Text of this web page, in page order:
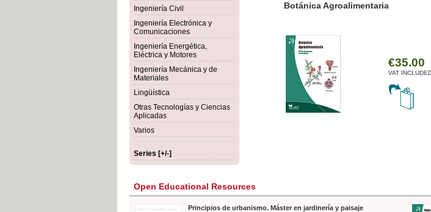
Ingeniería Civil
Ingeniería Electrónica y
Comunicaciones
Ingeniería Energética,
Eléctrica y Motores
Ingeniería Mecánica y de
Materiales
Lingüística
Otras Tecnologías y Ciencias
Aplicadas
Varios
Series [+/-]
Botánica Agroalimentaria
€35.00
VAT INCLUDED
Open Educational Resources
Principios de urbanismo. Máster en jardinería y paisaje